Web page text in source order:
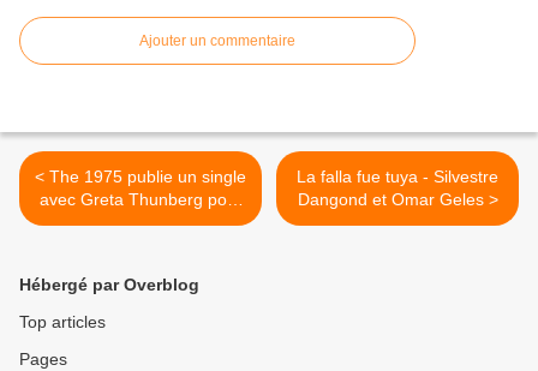
Ajouter un commentaire
< The 1975 publie un single
avec Greta Thunberg pour
alerter sur l'urgence
La falla fue tuya - Silvestre
Dangond et Omar Geles >
Hébergé par Overblog
Top articles
Pages